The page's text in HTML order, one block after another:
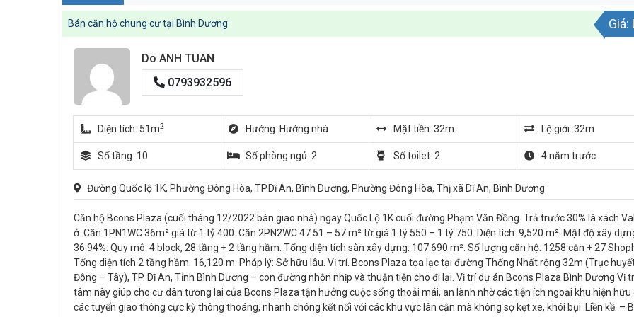
Bán căn hộ chung cư tại Bình Dương Giá:
Do ANH TUAN
0793932596
Diện tích: 51m2 Hướng: Hướng nhà Mặt tiền: 32m Lộ giới: 32m
Số tầng: 10 Số phòng ngủ: 2 Số toilet: 2 4 năm trước
Đường Quốc lộ 1K, Phường Đông Hòa, TP.Dĩ An, Bình Dương, Phường Đông Hòa, Thị xã Dĩ An, Bình Dương
Căn hộ Bcons Plaza (cuối tháng 12/2022 bàn giao nhà) ngay Quốc Lộ 1K cuối đường Phạm Văn Đồng. Trả trước 30% là xách
ở. Căn 1PN1WC 36m² giá từ 1 tỷ 400. Căn 2PN2WC 47 51 – 57 m² từ giá 1 tỷ 550 – 1 tỷ 750. Diện tích: 9,520 m². Mật độ xây
36.94%. Quy mô: 4 block, 28 tầng + 2 tầng hầm. Tổng diện tích sàn xây dựng: 107.690 m². Số lượng căn hộ: 1258 căn + 27
Tổng diện tích 2 tầng hầm: 16,120 m. Pháp lý: Sở hữu lâu. Vị trí. Bcons Plaza tọa lạc tại đường Thống Nhất rộng 32m (Trục
Đông – Tây), TP. Dĩ An, Tỉnh Bình Dương – con đường nhộn nhịp và thuận tiện cho đi lại. Vị trí dự án Bcons Plaza Bình Dương Vị
tâm này giúp cho cư dân tương lai của Bcons Plaza tận hưởng cuộc sống thoải mái, an lành nhờ các tiện ích ngoại khu hiện hữu
các tuyến giao thông cực kỳ thông thoáng, nhanh chóng kết nối với các khu vực lân cận mà không sợ kẹt xe, khói bụi. Liền kề. –